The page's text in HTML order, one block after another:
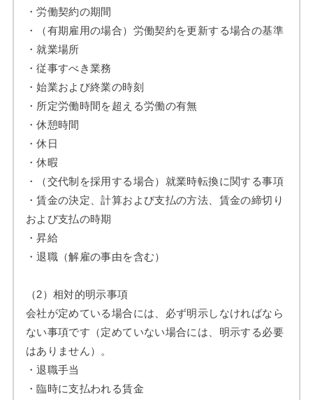
・労働契約の期間
・（有期雇用の場合）労働契約を更新する場合の基準
・就業場所
・従事すべき業務
・始業および終業の時刻
・所定労働時間を超える労働の有無
・休憩時間
・休日
・休暇
・（交代制を採用する場合）就業時転換に関する事項
・賃金の決定、計算および支払の方法、賃金の締切り
および支払の時期
・昇給
・退職（解雇の事由を含む）
（2）相対的明示事項
会社が定めている場合には、必ず明示しなければなら
ない事項です（定めていない場合には、明示する必要
はありません）。
・退職手当
・臨時に支払われる賃金